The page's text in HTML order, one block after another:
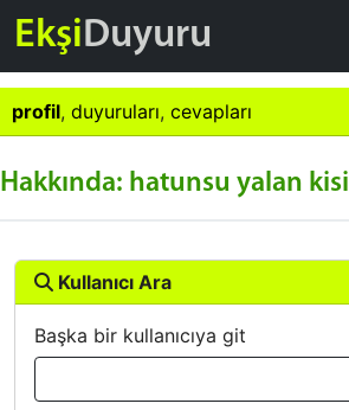
EkşiDuyuru
profil, duyuruları, cevapları
Hakkında: hatunsu yalan kisi
Kullanıcı Ara
Başka bir kullanıcıya git